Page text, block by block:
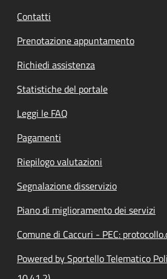
Contatti
Prenotazione appuntamento
Richiedi assistenza
Statistiche del portale
Leggi le FAQ
Pagamenti
Riepilogo valutazioni
Segnalazione disservizio
Piano di miglioramento dei servizi
Comune di Caccuri - PEC:
Powered by Sportello Telematico